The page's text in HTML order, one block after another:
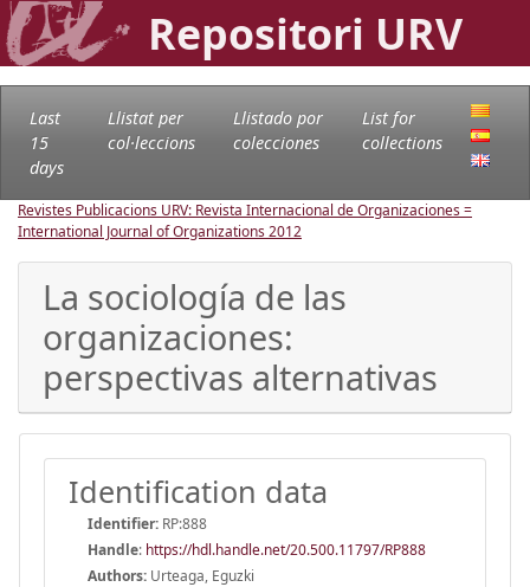
Repositori URV
Last
15
days
Llistat per
col·leccions
Llistado por
colecciones
List for
collections
Revistes Publicacions URV: Revista Internacional de Organizaciones =
International Journal of Organizations2012
La sociología de las
organizaciones:
perspectivas alternativas
Identification data
Identifier: RP:888
Handle: https://hdl.handle.net/20.500.11797/RP888
Authors: Urteaga, Eguzki